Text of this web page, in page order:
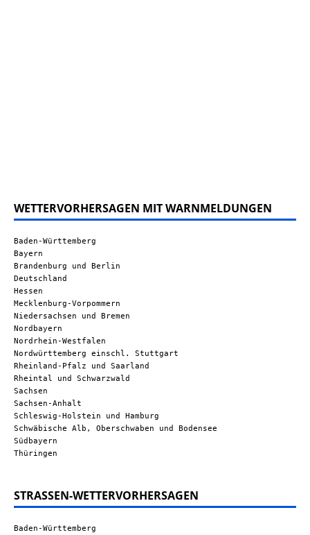
WETTERVORHERSAGEN MIT WARNMELDUNGEN
Baden-Württemberg
Bayern
Brandenburg und Berlin
Deutschland
Hessen
Mecklenburg-Vorpommern
Niedersachsen und Bremen
Nordbayern
Nordrhein-Westfalen
Nordwürttemberg einschl. Stuttgart
Rheinland-Pfalz und Saarland
Rheintal und Schwarzwald
Sachsen
Sachsen-Anhalt
Schleswig-Holstein und Hamburg
Schwäbische Alb, Oberschwaben und Bodensee
Südbayern
Thüringen
STRASSEN-WETTERVORHERSAGEN
Baden-Württemberg